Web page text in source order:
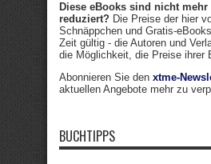
Diese eBooks sind nicht
reduziert? Die Preise der hier
Schnäppchen und Gratis-
Zeit gültig - die Autoren und
die Möglichkeit, die Preise ihrer
Abonnieren Sie den xtme-
aktuellen Angebote mehr zu
BUCHTIPPS